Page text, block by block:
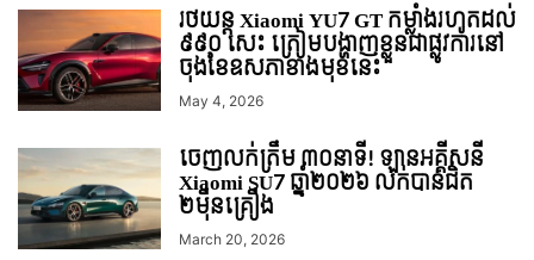
រថយន្ត Xiaomi YU7 GT កម្លាំងរហូតដល់
៩៩០ សេះ ត្រៀមបង្ហាញខ្លួនជាផ្លូវការនៅ
ចុងខែឧសភាខាងមុខនេះ
May 4, 2026
ចេញលក់ត្រឹម ៣០នាទី! ឡានអគ្គីសនី
Xiaomi SU7 ឆ្នាំ២០២៦ លក់បានជិត
២មុឺនគ្រឿង
March 20, 2026